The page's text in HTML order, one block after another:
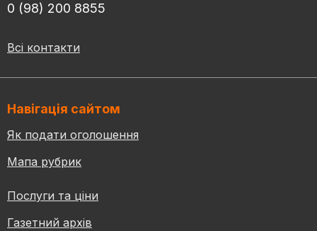
0 (98) 200 8855
Всі контакти
Навігація сайтом
Як подати оголошення
Мапа рубрик
Послуги та ціни
Газетний архів